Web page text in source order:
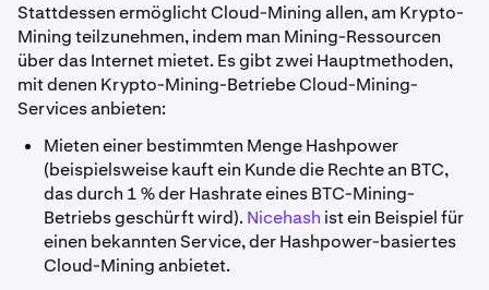
Stattdessen ermöglicht Cloud-Mining allen, am Krypto-
Mining teilzunehmen, indem man Mining-Ressourcen
über das Internet mietet. Es gibt zwei Hauptmethoden,
mit denen Krypto-Mining-Betriebe Cloud-Mining-
Services anbieten:
Mieten einer bestimmten Menge Hashpower
(beispielsweise kauft ein Kunde die Rechte an BTC,
das durch 1 % der Hashrate eines BTC-Mining-
Betriebs geschürft wird). Nicehash ist ein Beispiel für
einen bekannten Service, der Hashpower-basiertes
Cloud-Mining anbietet.